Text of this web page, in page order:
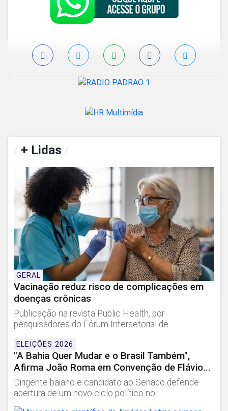
+ Lidas
GERAL
Vacinação reduz risco de complicações em
doenças crônicas
Publicação na revista Public Health, por
pesquisadores do Fórum Intersetorial de...
ELEIÇÕES 2026
"A Bahia Quer Mudar e o Brasil Também",
Afirma João Roma em Convenção de Flávio...
Dirigente baiano e candidato ao Senado defende
abertura de um novo ciclo político no...